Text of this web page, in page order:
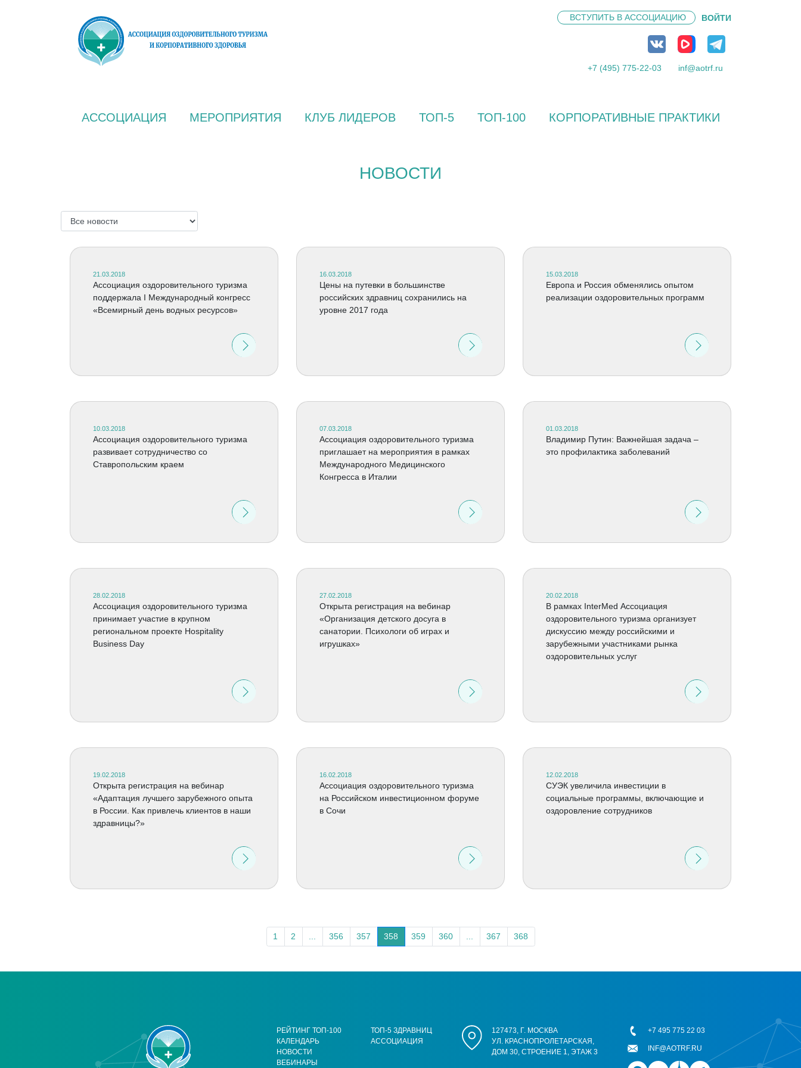
ВСТУПИТЬ В АССОЦИАЦИЮ ВОЙТИ
+7 (495) 775-22-03 inf@aotrf.ru
АССОЦИАЦИЯ МЕРОПРИЯТИЯ КЛУБ ЛИДЕРОВ ТОП-5 ТОП-100 КОРПОРАТИВНЫЕ ПРАКТИКИ
НОВОСТИ
21.03.2018
Ассоциация оздоровительного туризма
поддержала I Международный конгресс
«Всемирный день водных ресурсов»
16.03.2018
Цены на путевки в большинстве
российских здравниц сохранились на
уровне 2017 года
15.03.2018
Европа и Россия обменялись опытом
реализации оздоровительных программ
10.03.2018
Ассоциация оздоровительного туризма
развивает сотрудничество со
Ставропольским краем
07.03.2018
Ассоциация оздоровительного туризма
приглашает на мероприятия в рамках
Международного Медицинского
Конгресса в Италии
01.03.2018
Владимир Путин: Важнейшая задача –
это профилактика заболеваний
28.02.2018
Ассоциация оздоровительного туризма
принимает участие в крупном
региональном проекте Hospitality
Business Day
27.02.2018
Открыта регистрация на вебинар
«Организация детского досуга в
санатории. Психологи об играх и
игрушках»
20.02.2018
В рамках InterMed Ассоциация
оздоровительного туризма организует
дискуссию между российскими и
зарубежными участниками рынка
оздоровительных услуг
19.02.2018
Открыта регистрация на вебинар
«Адаптация лучшего зарубежного опыта
в России. Как привлечь клиентов в наши
здравницы?»
16.02.2018
Ассоциация оздоровительного туризма
на Российском инвестиционном форуме
в Сочи
12.02.2018
СУЭК увеличила инвестиции в
социальные программы, включающие и
оздоровление сотрудников
1 2 356 357 358 359 360 367 368
РЕЙТИНГ ТОП-100
КАЛЕНДАРЬ
НОВОСТИ
ВЕБИНАРЫ
ТОП-5 ЗДРАВНИЦ
АССОЦИАЦИЯ
127473, Г. МОСКВА
УЛ. КРАСНОПРОЛЕТАРСКАЯ,
ДОМ 30, СТРОЕНИЕ 1, ЭТАЖ 3
+7 495 775 22 03
INF@AOTRF.RU